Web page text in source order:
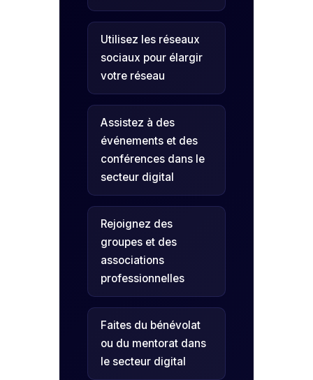
Utilisez les réseaux
sociaux pour élargir
votre réseau
Assistez à des
événements et des
conférences dans le
secteur digital
Rejoignez des
groupes et des
associations
professionnelles
Faites du bénévolat
ou du mentorat dans
le secteur digital